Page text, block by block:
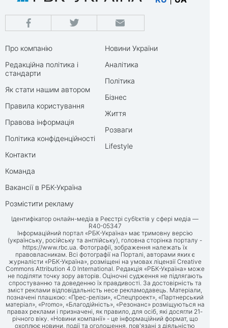
Про компанію
Редакційна політика і
стандарти
Як стати нашим автором
Правила користування
Правова інформація
Політика конфіденційності
Контакти
Команда
Вакансії в РБК-Україна
Розмістити рекламу
Новини України
Аналітика
Політика
Бізнес
Життя
Розваги
Lifestyle
Ідентифікатор онлайн-медіа в Реєстрі суб’єктів у сфері медіа —
R40-05347
Інформаційний портал «РБК-Україна» має тримовну версію
(українську, російську та англійську), головна сторінка порталу -
https://www.rbc.ua . Фотографії, зображення належать їх
правовласникам. Всі фотографії на Порталі, авторами яких є
журналісти «РБК-Україна», розміщені на умовах ліцензії Creative
Commons Attribution 4.0 International. Редакція «РБК-Україна» може
не поділяти точку зору авторів. Оціночні судження не підлягають
спростуванню та доведенню їх правдивості. За достовірність та
зміст реклами відповідальність несе рекламодавець. Матеріали,
позначені плашкою: «Прес-релізи», «Спецпроект», «Партнерський
матеріал», «Promo», «Благодійність», «Резонанс» розміщуються на
правах реклами і призначені, як правило, для осіб, які досягли 21-
річного віку. «Новини компанії» - це інформаційний формат, що
охоплює новини, події та оголошення, пов'язані з діяльністю